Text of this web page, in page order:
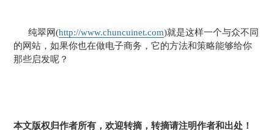
纯翠网(http://www.chuncuinet.com)就是这样一个与众不同
的网站，如果你也在做电子商务，它的方法和策略能够给你
那些启发呢？
本文版权归作者所有，欢迎转摘，转摘请注明作者和出处！